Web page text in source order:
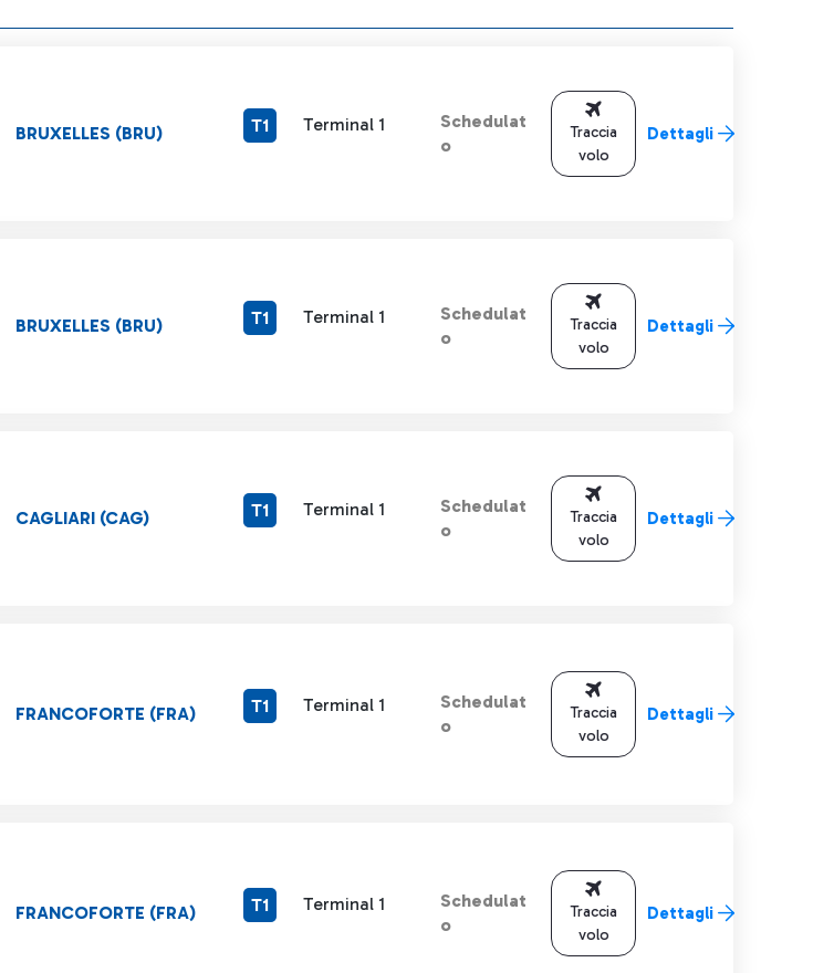
BRUXELLES (BRU) T1 Terminal 1
Schedulat
o
Traccia
volo
Dettagli
BRUXELLES (BRU) T1 Terminal 1
Schedulat
o
Traccia
volo
Dettagli
CAGLIARI (CAG) T1 Terminal 1
Schedulat
o
Traccia
volo
Dettagli
FRANCOFORTE (FRA) T1 Terminal 1
Schedulat
o
Traccia
volo
Dettagli
FRANCOFORTE (FRA) T1 Terminal 1
Schedulat
o
Traccia
volo
Dettagli